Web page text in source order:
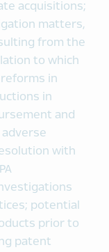
acquisitions;
matters,
from the
to which
in
in
and
with
potential
prior to
patent